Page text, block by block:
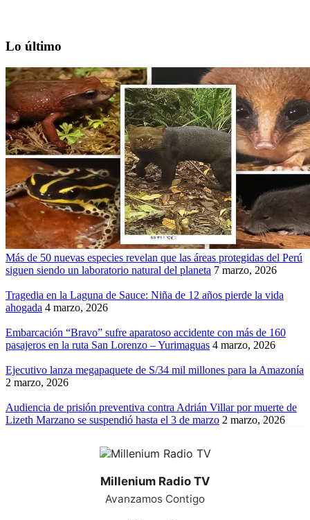
Lo último
Más de 50 nuevas especies revelan que las áreas protegidas del Perú
siguen siendo un laboratorio natural del planeta 7 marzo, 2026
Tragedia en la Laguna de Sauce: Niña de 12 años pierde la vida
ahogada 4 marzo, 2026
Embarcación “Bravo” sufre aparatoso accidente con más de 160
pasajeros en la ruta San Lorenzo – Yurimaguas 4 marzo, 2026
Ejecutivo lanza megapaquete de S/34 mil millones para la Amazonía
2 marzo, 2026
Audiencia de prisión preventiva contra Adrián Villar por muerte de
Lizeth Marzano se suspendió hasta el 3 de marzo 2 marzo, 2026
Millenium Radio TV
Avanzamos Contigo